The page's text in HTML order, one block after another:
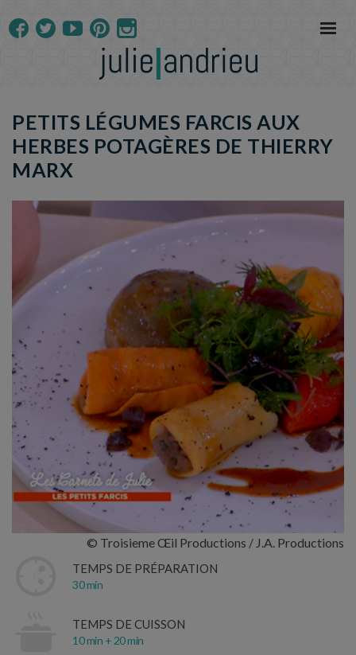
PETITS LÉGUMES FARCIS AUX
HERBES POTAGÈRES DE THIERRY
MARX
© Troisieme Œil Productions / J.A. Productions
TEMPS DE PRÉPARATION
30 min
TEMPS DE CUISSON
10 min + 20 min